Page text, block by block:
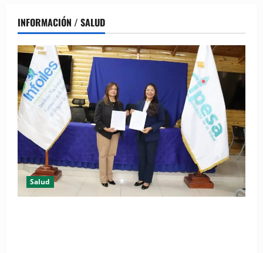
INFORMACIÓN / SALUD
Salud